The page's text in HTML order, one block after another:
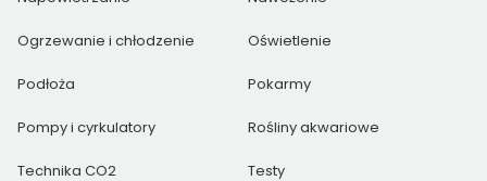
Ogrzewanie i chłodzenie Oświetlenie
Podłoża Pokarmy
Pompy i cyrkulatory Rośliny akwariowe
Technika CO2 Testy